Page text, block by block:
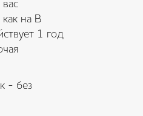
на В
1 год
- без